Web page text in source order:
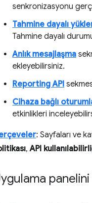
senkronizasyonu
Tahmine dayalı
Tahmine dayalı
Anlık mesajlaşma
ekleyebilirsiniz.
Reporting API
Cihaza bağlı
etkinlikleri
: Sayfaları ve
,API
panelini